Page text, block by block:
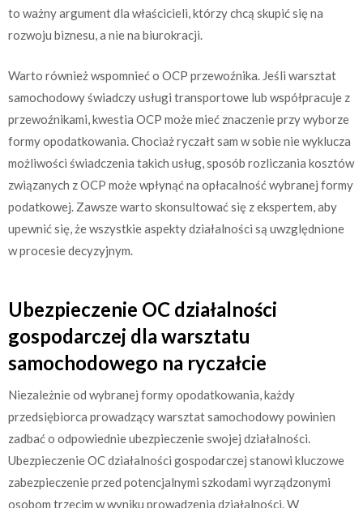
to ważny argument dla właścicieli, którzy chcą skupić się na
rozwoju biznesu, a nie na biurokracji.
Warto również wspomnieć o OCP przewoźnika. Jeśli warsztat
samochodowy świadczy usługi transportowe lub współpracuje z
przewoźnikami, kwestia OCP może mieć znaczenie przy wyborze
formy opodatkowania. Chociaż ryczałt sam w sobie nie wyklucza
możliwości świadczenia takich usług, sposób rozliczania kosztów
związanych z OCP może wpłynąć na opłacalność wybranej formy
podatkowej. Zawsze warto skonsultować się z ekspertem, aby
upewnić się, że wszystkie aspekty działalności są uwzględnione
w procesie decyzyjnym.
Ubezpieczenie OC działalności
gospodarczej dla warsztatu
samochodowego na ryczałcie
Niezależnie od wybranej formy opodatkowania, każdy
przedsiębiorca prowadzący warsztat samochodowy powinien
zadbać o odpowiednie ubezpieczenie swojej działalności.
Ubezpieczenie OC działalności gospodarczej stanowi kluczowe
zabezpieczenie przed potencjalnymi szkodami wyrządzonymi
osobom trzecim w wyniku prowadzenia działalności. W